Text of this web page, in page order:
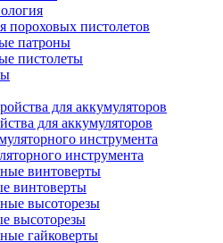
пороховых пистолетов
патроны
пистолеты
для аккумуляторов
инструмента
винтоверты
высоторезы